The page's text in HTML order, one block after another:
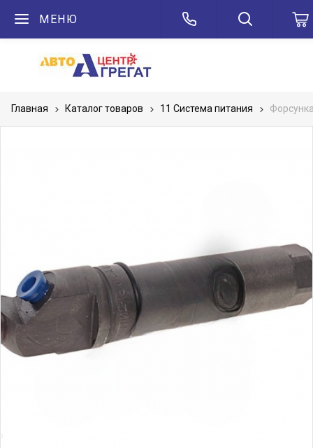
МЕНЮ
Главная Каталог товаров 11 Система питания